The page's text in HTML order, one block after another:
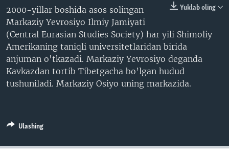
SOUNDCLOUD Yuklab oling
2000-yillar boshida asos solingan
Markaziy Yevrosiyo Ilmiy Jamiyati
(Central Eurasian Studies Society) har yili Shimoliy
Amerikaning taniqli universitetlaridan birida
anjuman o'tkazadi. Markaziy Yevrosiyo deganda
Kavkazdan tortib Tibetgacha bo’lgan hudud
tushuniladi. Markaziy Osiyo uning markazida.
Ulashing